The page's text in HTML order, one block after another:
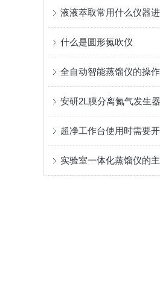
液液萃取常用什么仪器
什么是圆形氮吹仪
全自动智能蒸馏仪的操
超净工作台使用时需要
实验室一体化蒸馏仪的